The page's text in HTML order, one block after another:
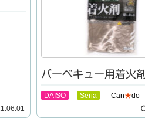
バーベキュー用着火剤
DAISO Seria Can★do